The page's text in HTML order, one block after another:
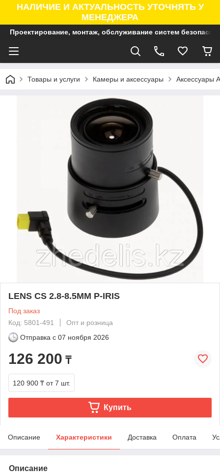
НАЛИЧИЕ И АКТУАЛЬНОСТЬ УТОЧНЯТЬ У
МЕНЕДЖЕРА
Проектирование, монтаж, обслуживание систем
Товары и услуги Камеры и аксессуары Аксессуары
LENS CS 2.8-8.5MM P-IRIS
Под заказ
Код: 5801-491
Опт и розница
Отправка с 07 ноября 2026
126 200 ₸
120 900 ₸ от 7 шт.
Купить
Описание Характеристики Доставка Оплата
Описание